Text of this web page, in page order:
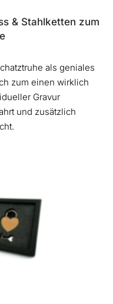
& Stahlketten zum
als geniales
zum einen wirklich
Gravur
und zusätzlich